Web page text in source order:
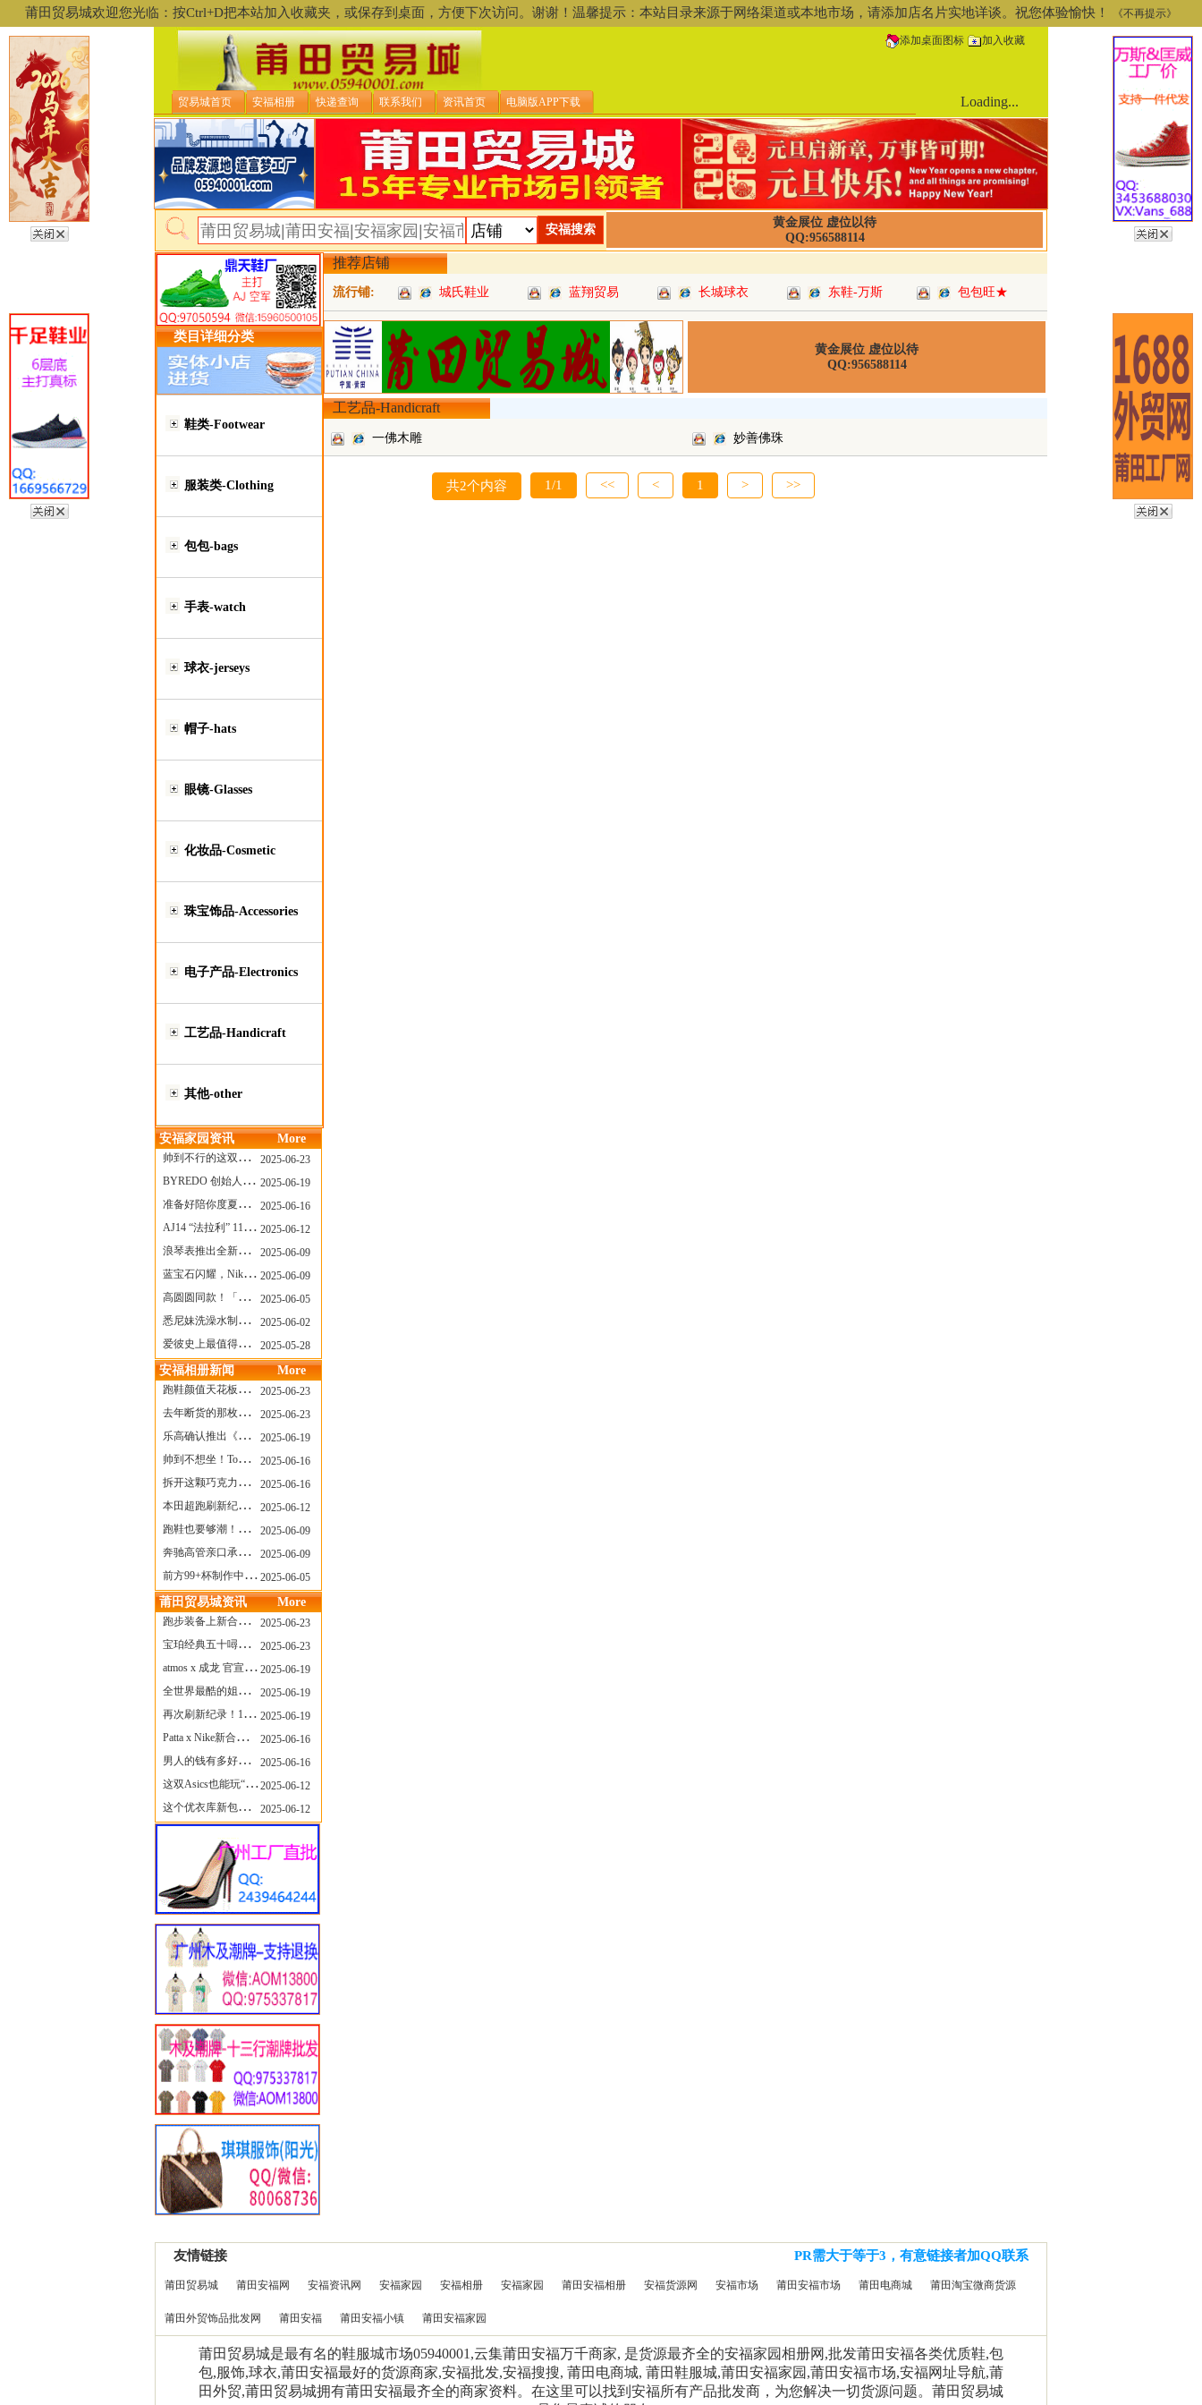
莆田贸易城欢迎您光临：按Ctrl+D把本站加入收藏夹，或保存到桌面，方便下次访问。谢谢！温馨提示：本站目录来源于网络渠道或本地市场，请添加店名片实地详谈。祝您体验愉快！ 《不再提示》
添加桌面图标 加入收藏
贸易城首页 安福相册 快递查询 联系我们 资讯首页 电脑版APP下载 Loading...
黄金展位 虚位以待
QQ:956588114
类目详细分类
鞋类-Footwear
服装类-Clothing
包包-bags
手表-watch
球衣-jerseys
帽子-hats
眼镜-Glasses
化妆品-Cosmetic
珠宝饰品-Accessories
电子产品-Electronics
工艺品-Handicraft
其他-other
安福家园资讯 More
帅到不行的这双跑鞋，其实藏着Nike第一位签约跑者的故事
2025-06-23
BYREDO 创始人离任，也带走了那份灵魂感
2025-06-19
准备好陪你度夏，nanamica x Suicoke 新联名来了
2025-06-16
AJ14 “法拉利” 11年后回归，红色超跑气场全开
2025-06-12
浪琴表推出全新先行者系列祖鲁时间1925腕表
2025-06-09
蓝宝石闪耀，Nike Air Max DN8 华丽变身
2025-06-09
高圆圆同款！「赤足New Balance」新联名曝光，铺货了
2025-06-05
悉尼妹洗澡水制成肥皂开启售卖！男粉：这肥皂能吃吗？
2025-06-02
爱彼史上最值得看的大展！揭秘150年传奇制表背后
2025-05-28
安福相册新闻 More
跑鞋颜值天花板？日常也能帅一脸
2025-06-23
去年断货的那枚表， CASIO指环表又要发售了
2025-06-23
乐高确认推出《哥斯拉》积木，这设计也太酷了！
2025-06-19
帅到不想坐！Tom Sachs x Helinox 这把露营椅太炸了
2025-06-16
拆开这颗巧克力，居然是皮卡丘？
2025-06-16
本田超跑刷新纪录了！700万元成交价
2025-06-12
跑鞋也要够潮！昂跑 x Slam Jam 联名即将发售
2025-06-09
奔驰高管亲口承认：电动G级，完全失败了！
2025-06-09
前方99+杯制作中！「爷爷不泡茶」苹果狗、桃桃喵，今夏顶流潮饮！
2025-06-05
莆田贸易城资讯 More
跑步装备上新合集，最近有什么可以关注的呢？
2025-06-23
宝珀经典五十噚家族再添新员 适配所有腕围的38mm小表径腕表亮相
2025-06-23
atmos x 成龙 官宣，《警察故事》联名短袖公布！
2025-06-19
全世界最酷的姐姐，和Nike联名的鞋要来了！
2025-06-19
再次刷新纪录！14只 LABUBU 共拍出240万元
2025-06-19
Patta x Nike新合作提前泄露，这次的服饰周边也有亮点？
2025-06-16
男人的钱有多好赚？四个大学生创业卖短裤，年销8个亿！
2025-06-16
这双Asics也能玩“牛仔感”？TOGA联名即将登场！
2025-06-12
这个优衣库新包，能火起来吗？
2025-06-12
推荐店铺
流行铺: 城氏鞋业 蓝翔贸易 长城球衣 东鞋-万斯 包包旺★
黄金展位 虚位以待
QQ:956588114
工艺品-Handicraft
一佛木雕 妙善佛珠
共2个内容 1/1 << < 1 > >>
友情链接 PR需大于等于3，有意链接者加QQ联系
莆田贸易城 莆田安福网 安福资讯网 安福家园 安福相册 安福家园 莆田安福相册 安福货源网 安福市场 莆田安福市场 莆田电商城 莆田淘宝微商货源
莆田外贸饰品批发网 莆田安福 莆田安福小镇 莆田安福家园
莆田贸易城是最有名的鞋服城市场05940001,云集莆田安福万千商家, 是货源最齐全的安福家园相册网,批发莆田安福各类优质鞋,包
包,服饰,球衣,莆田安福最好的货源商家,安福批发,安福搜搜, 莆田电商城, 莆田鞋服城,莆田安福家园,莆田安福市场,安福网址导航,莆
田外贸,莆田贸易城拥有莆田安福最齐全的商家资料。在这里可以找到安福所有产品批发商，为您解决一切货源问题。莆田贸易城